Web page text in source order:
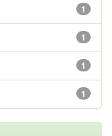
1
1
1
1